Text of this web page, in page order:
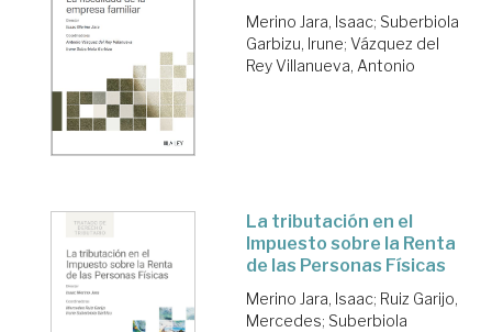
Merino Jara, Isaac; Suberbiola
Garbizu, Irune; Vázquez del
Rey Villanueva, Antonio
La tributación en el
Impuesto sobre la Renta
de las Personas Físicas
Merino Jara, Isaac; Ruiz Garijo,
Mercedes; Suberbiola